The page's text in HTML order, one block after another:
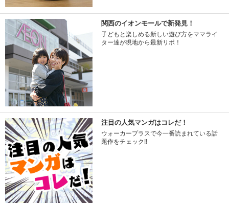
関西のイオンモールで新発見！
子どもと楽しめる新しい遊び方をママライ
ター達が現地から最新リポ！
注目の人気マンガはコレだ！
ウォーカープラスで今一番読まれている話
題作をチェック!!